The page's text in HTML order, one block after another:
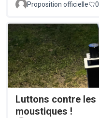
Proposition officielle 0
Luttons contre les
moustiques !